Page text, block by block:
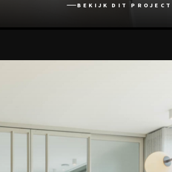
BEKIJK DIT PROJECT